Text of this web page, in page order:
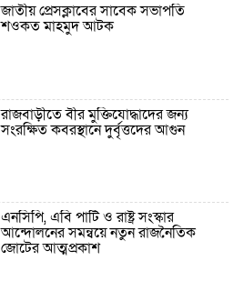
জাতীয় প্রেসক্লাবের সাবেক সভাপতি
শওকত মাহমুদ আটক
রাজবাড়ীতে বীর মুক্তিযোদ্ধাদের জন্য
সংরক্ষিত কবরস্থানে দুর্বৃত্তদের আগুন
এনসিপি, এবি পার্টি ও রাষ্ট্র সংস্কার
আন্দোলনের সমন্বয়ে নতুন রাজনৈতিক
জোটের আত্মপ্রকাশ